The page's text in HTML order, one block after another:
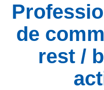
de
rest /